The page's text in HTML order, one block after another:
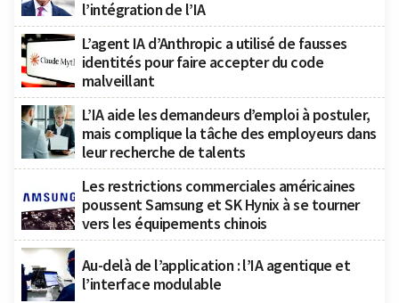
l’intégration de l’IA
L’agent IA d’Anthropic a utilisé de fausses
identités pour faire accepter du code
malveillant
L’IA aide les demandeurs d’emploi à postuler,
mais complique la tâche des employeurs dans
leur recherche de talents
Les restrictions commerciales américaines
poussent Samsung et SK Hynix à se tourner
vers les équipements chinois
Au-delà de l’application : l’IA agentique et
l’interface modulable